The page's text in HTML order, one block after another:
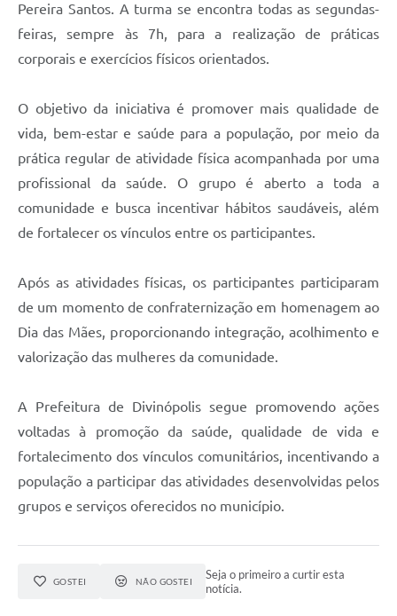
Pereira Santos. A turma se encontra todas as segundas-
feiras, sempre às 7h, para a realização de práticas
corporais e exercícios físicos orientados.
O objetivo da iniciativa é promover mais qualidade de
vida, bem-estar e saúde para a população, por meio da
prática regular de atividade física acompanhada por uma
profissional da saúde. O grupo é aberto a toda a
comunidade e busca incentivar hábitos saudáveis, além
de fortalecer os vínculos entre os participantes.
Após as atividades físicas, os participantes participaram
de um momento de confraternização em homenagem ao
Dia das Mães, proporcionando integração, acolhimento e
valorização das mulheres da comunidade.
A Prefeitura de Divinópolis segue promovendo ações
voltadas à promoção da saúde, qualidade de vida e
fortalecimento dos vínculos comunitários, incentivando a
população a participar das atividades desenvolvidas pelos
grupos e serviços oferecidos no município.
GOSTEI NÃO GOSTEI
Seja o primeiro a curtir esta
notícia.